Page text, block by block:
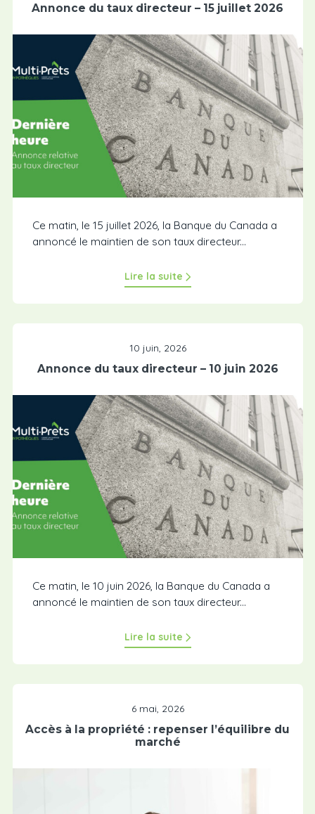
Annonce du taux directeur – 15 juillet 2026
Ce matin, le 15 juillet 2026, la Banque du Canada a
annoncé le maintien de son taux directeur...
Lire la suite
10 juin, 2026
Annonce du taux directeur – 10 juin 2026
Ce matin, le 10 juin 2026, la Banque du Canada a
annoncé le maintien de son taux directeur...
Lire la suite
6 mai, 2026
Accès à la propriété : repenser l’équilibre du
marché